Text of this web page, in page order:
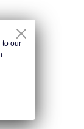
to our